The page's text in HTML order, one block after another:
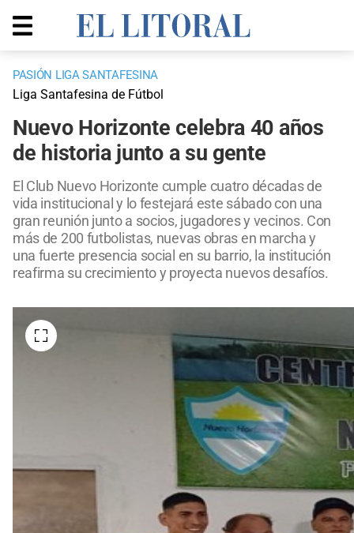
PASIÓN LIGA SANTAFESINA
Liga Santafesina de Fútbol
Nuevo Horizonte celebra 40 años
de historia junto a su gente
El Club Nuevo Horizonte cumple cuatro décadas de
vida institucional y lo festejará este sábado con una
gran reunión junto a socios, jugadores y vecinos. Con
más de 200 futbolistas, nuevas obras en marcha y
una fuerte presencia social en su barrio, la institución
reafirma su crecimiento y proyecta nuevos desafíos.